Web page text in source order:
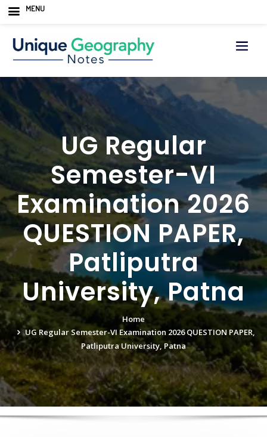
UG Regular
Semester-VI
Examination 2026
QUESTION PAPER,
Patliputra
University, Patna
Home
UG Regular Semester-VI Examination 2026 QUESTION PAPER,
Patliputra University, Patna
MENU